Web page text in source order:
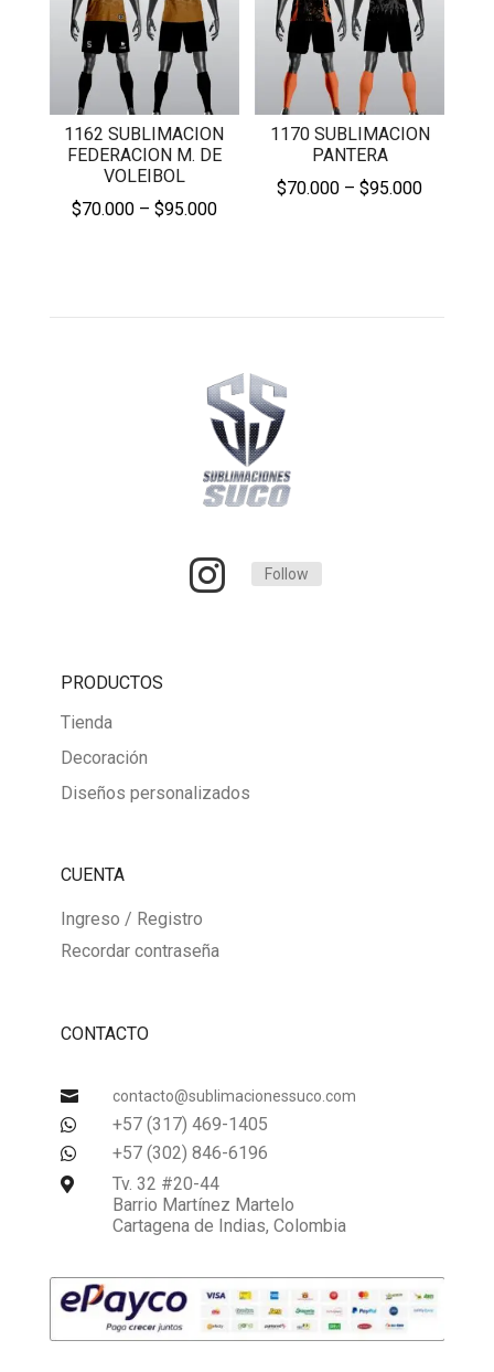
1162 SUBLIMACION
FEDERACION M. DE
VOLEIBOL
$70.000 – $95.000Price
$95.000
1170 SUBLIMACION
PANTERA
$70.000 – $95.000Price
Follow
PRODUCTOS
Tienda
Decoración
Diseños personalizados
CUENTA
Ingreso / Registro
Recordar contraseña
CONTACTO

contacto@sublimacionessuco.com

+57 (317) 469-1405
 +57 (302) 846-6196

Tv. 32 #20-44
Barrio Martínez Martelo
Cartagena de Indias, Colombia